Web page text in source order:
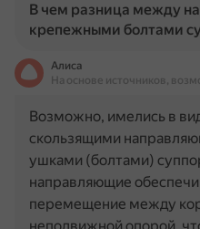
В чем разница между
крепежными болтами
Алиса
На основе источников,
Возможно, имелись в
скользящими
ушками (болтами)
направляющие
перемещение между